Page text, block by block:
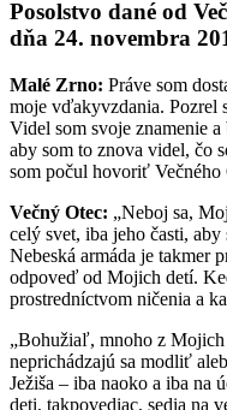
Posolstvo dané od
dňa 24. novembra
Malé Zrno: Práve som
moje vďakyvzdania. Pozrel
Videl som svoje znamenie
aby som to znova videl, čo
som počul hovoriť
Večný Otec: „Neboj sa,
celý svet, iba jeho časti,
Nebeská armáda je takmer
odpoveď od Mojich detí.
prostredníctvom ničenia a
„Bohužiaľ, mnoho z
neprichádzajú sa modliť
Ježiša – iba naoko a iba
deti, takpovediac, sedia na